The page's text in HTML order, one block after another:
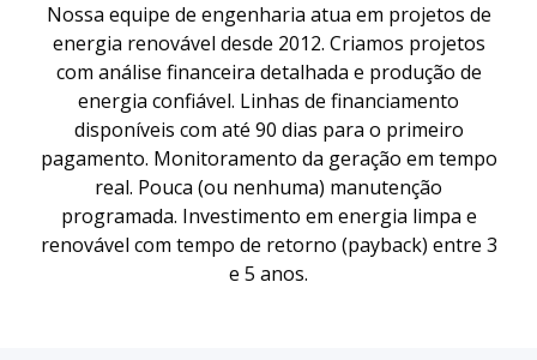
Nossa equipe de engenharia atua em projetos de
energia renovável desde 2012. Criamos projetos
com análise financeira detalhada e produção de
energia confiável. Linhas de financiamento
disponíveis com até 90 dias para o primeiro
pagamento. Monitoramento da geração em tempo
real. Pouca (ou nenhuma) manutenção
programada. Investimento em energia limpa e
renovável com tempo de retorno (payback) entre 3
e 5 anos.